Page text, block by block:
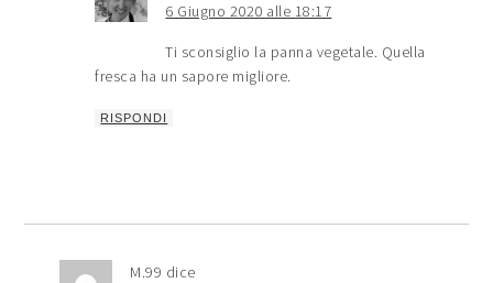
6 Giugno 2020 alle 18:17
Ti sconsiglio la panna vegetale. Quella
fresca ha un sapore migliore.
RISPONDI
M.99 dice